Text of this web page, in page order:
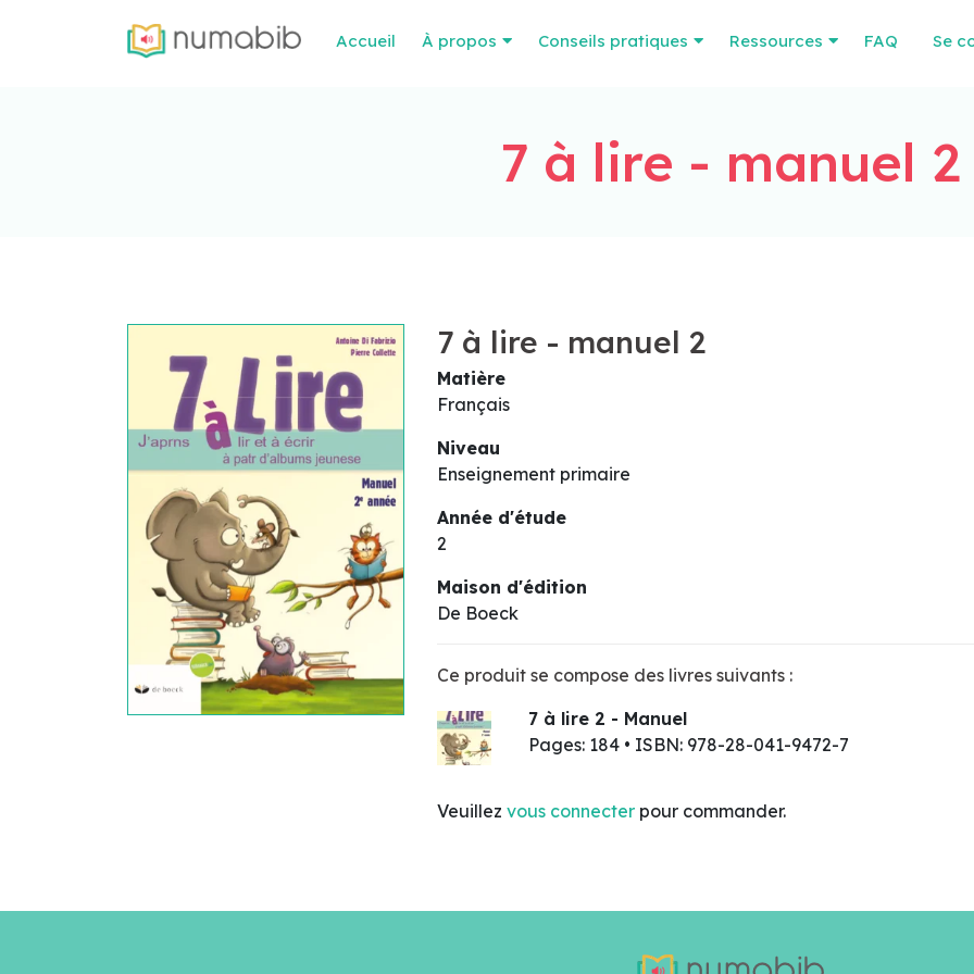
Accueil À propos Conseils pratiques Ressources FAQ Se
7 à lire - manuel 2
7 à lire - manuel 2
Matière
Français
Niveau
Enseignement primaire
Année d'étude
2
Maison d'édition
De Boeck
Ce produit se compose des livres suivants :
7 à lire 2 - Manuel
Pages: 184 • ISBN: 978-28-041-9472-7
Veuillez vous connecter pour commander.